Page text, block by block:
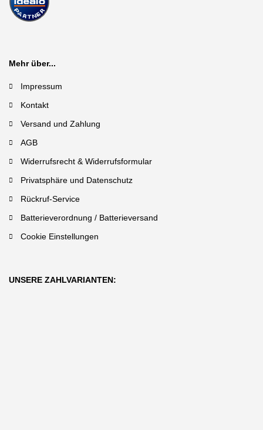
Mehr über...
Impressum
Kontakt
Versand und Zahlung
AGB
Widerrufsrecht & Widerrufsformular
Privatsphäre und Datenschutz
Rückruf-Service
Batterieverordnung / Batterieversand
Cookie Einstellungen
UNSERE ZAHLVARIANTEN: